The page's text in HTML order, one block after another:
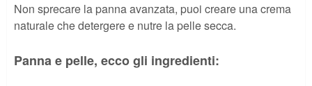
Non sprecare la panna avanzata, puoi creare una crema
naturale che detergere e nutre la pelle secca.
Panna e pelle, ecco gli ingredienti: